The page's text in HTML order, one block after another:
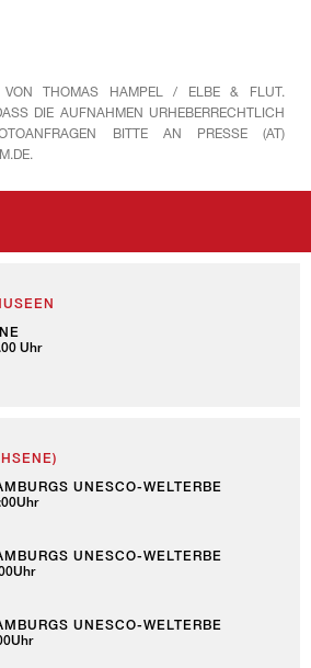
VON THOMAS HAMPEL / ELBE & FLUT.
DIE AUFNAHMEN URHEBERRECHTLICH
BITTE AN PRESSE (AT)
Uhr
UNESCO-WELTERBE
UNESCO-WELTERBE
UNESCO-WELTERBE